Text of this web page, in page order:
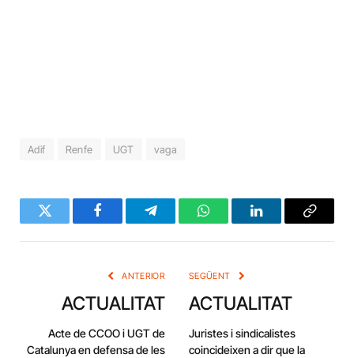
Adif Renfe UGT vaga
Twitter FacebookTelegramWhatsAppLinkedInCopy
ANTERIOR
ACTUALITAT
Acte de CCOO i UGT de
Catalunya en defensa de les
SEGÜENT
ACTUALITAT
Juristes i sindicalistes
coincideixen a dir que la